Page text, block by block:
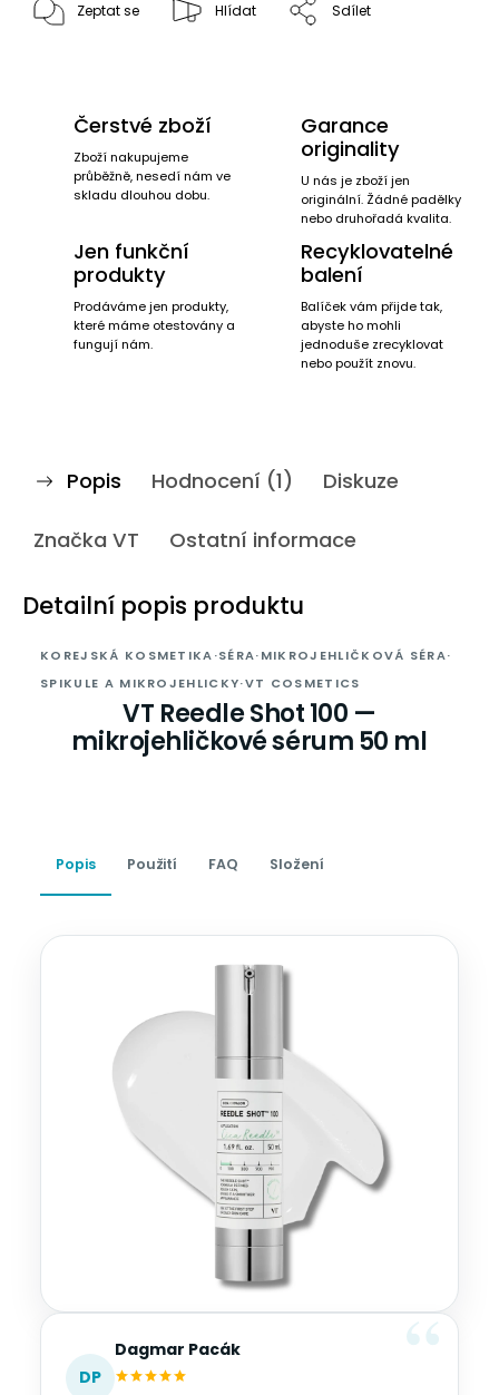
Zeptat se Hlídat Sdílet
Čerstvé zboží
Zboží nakupujeme
průběžně, nesedí nám ve
skladu dlouhou dobu.
Garance
originality
U nás je zboží jen
originální. Žádné padělky
nebo druhořadá kvalita.
Jen funkční
produkty
Prodáváme jen produkty,
které máme otestovány a
fungují nám.
Recyklovatelné
balení
Balíček vám přijde tak,
abyste ho mohli
jednoduše zrecyklovat
nebo použít znovu.
Popis Hodnocení (1) Diskuze
Značka VT Ostatní informace
Detailní popis produktu
KOREJSKÁ KOSMETIKA·SÉRA·MIKROJEHLIČKOVÁ SÉRA·
SPIKULE A MIKROJEHLICKY·VT COSMETICS
VT Reedle Shot 100 —
mikrojehličkové sérum 50 ml
Popis Použití FAQ Složení
DP
Dagmar Pacák